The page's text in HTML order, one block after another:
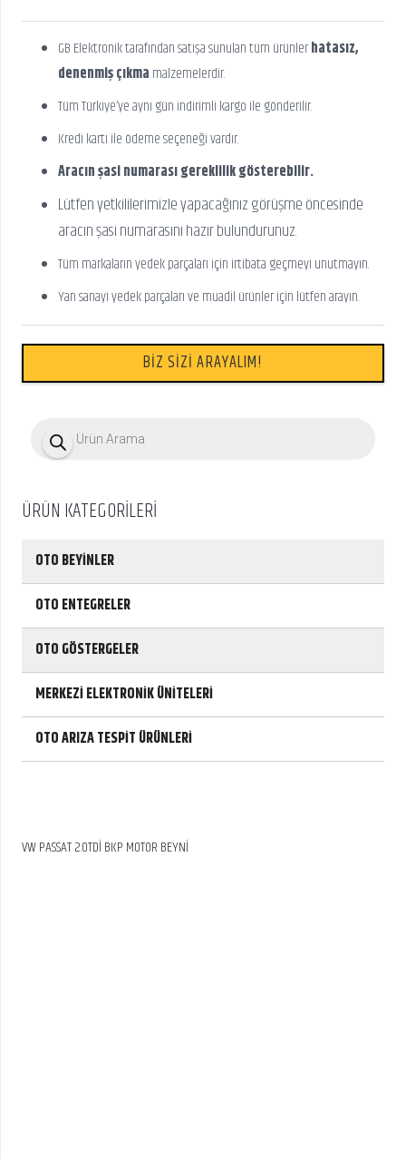
GB Elektronik tarafından satışa sunulan tüm ürünlerhatasız,
denenmiş çıkma malzemelerdir.
Tüm Türkiye’ye aynı gün indirimli kargo ile gönderilir.
Kredi kartı ile ödeme seçeneği vardır.
Aracın şasi numarası gereklilik gösterebilir.
Lütfen yetkililerimizle yapacağınız görüşme öncesinde
aracın şasi numarasını hazır bulundurunuz.
Tüm markaların yedek parçaları için irtibata geçmeyi unutmayın.
Yan sanayi yedek parçaları ve muadil ürünler için lütfen arayın.
BİZ SİZİ ARAYALIM!
t
r
ÜRÜN KATEGORİLERİ
OTO BEYİNLER
OTO ENTEGRELER
OTO GÖSTERGELER
MERKEZİ ELEKTRONİK ÜNİTELERİ
OTO ARIZA TESPİT ÜRÜNLERİ
VW PASSAT 2.0TDİ BKP MOTOR BEYNİ